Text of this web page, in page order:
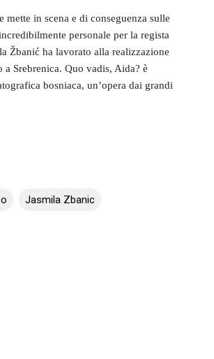
in scena e di conseguenza sulle
personale per la regista
Žbanić ha lavorato alla realizzazione
Srebrenica. Quo vadis, Aida? è
bosniaca, un’opera dai grandi
Jasmila Zbanic